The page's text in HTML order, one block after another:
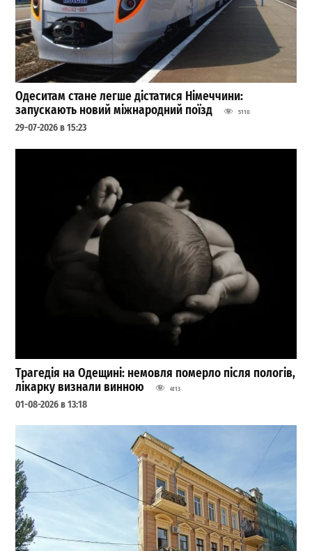
Одеситам стане легше дістатися Німеччини:
запускають новий міжнародний поїзд
5110
29-07-2026 в 15:23
Трагедія на Одещині: немовля померло після пологів,
лікарку визнали винною
4113
01-08-2026 в 13:18